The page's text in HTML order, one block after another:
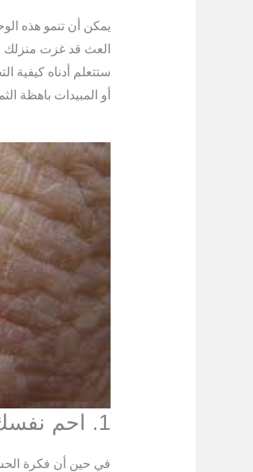
يمكن أن تنمو هذه
العث قد غزت منزلك
أو المبيدات باهظة
1. احم نفسك من لدغات العث
في حين أن فكرة